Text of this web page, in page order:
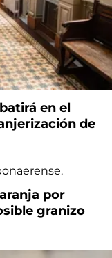
en el
de
por
granizo